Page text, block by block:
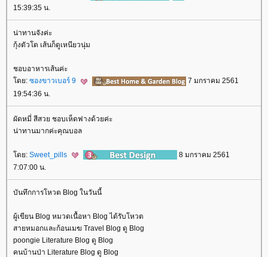
15:39:35 น.
น่าทานจังค่ะ
กุ้งตัวโต เส้นก็ดูเหนียวนุ่ม
ชอบอาหารเส้นค่ะ
ดย: ซองขาวเบอร์ 9
7 มกราคม 2561
19:54:36 น.
ผัดหมี่ สีสวย ชอบเห็ดฟางด้วยค่ะ
น่าทานมากค่ะคุณบอล
ดย: Sweet_pills
8 มกราคม 2561
7:07:00 น.
บันทึกการโหวต Blog ในวันนี้
ผู้เขียน Blog หมวดเนื้อหา Blog ได้รับโหวต
สายหมอกและก้อนเมฆ Travel Blog ดู Blog
poongie Literature Blog ดู Blog
คนบ้านป่า Literature Blog ดู Blog